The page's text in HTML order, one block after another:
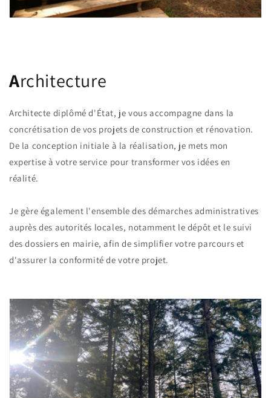
Architecture
Architecte diplômé d'État, je vous accompagne dans la
concrétisation de vos projets de construction et rénovation.
De la conception initiale à la réalisation, je mets mon
expertise à votre service pour transformer vos idées en
réalité.
Je gère également l'ensemble des démarches administratives
auprès des autorités locales, notamment le dépôt et le suivi
des dossiers en mairie, afin de simplifier votre parcours et
d'assurer la conformité de votre projet.